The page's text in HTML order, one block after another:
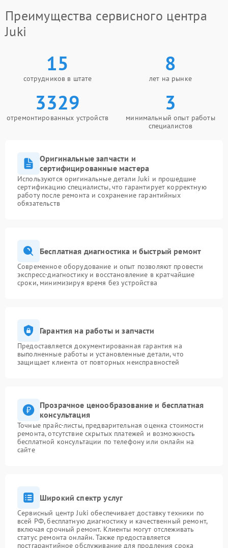
Преимущества сервисного центра
Juki
15
сотрудников в штате
8
лет на рынке
3329
отремонтированных устройств
3
минимальный опыт работы
специалистов
Оригинальные запчасти и
сертифицированные мастера
Используются оригинальные детали Juki и прошедшие
сертификацию специалисты, что гарантирует корректную
работу после ремонта и сохранение гарантийных
обязательств
Бесплатная диагностика и быстрый ремонт
Современное оборудование и опыт позволяют провести
экспресс-диагностику и восстановление в кратчайшие
сроки, минимизируя время без устройства
Гарантия на работы и запчасти
Предоставляется документированная гарантия на
выполненные работы и установленные детали, что
защищает клиента от повторных неисправностей
Прозрачное ценообразование и бесплатная
консультация
Точные прайс-листы, предварительная оценка стоимости
ремонта, отсутствие скрытых платежей и возможность
бесплатной консультации по телефону или онлайн на
сайте
Широкий спектр услуг
Сервисный центр Juki обеспечивает доставку техники по
всей РФ, бесплатную диагностику и качественный ремонт,
включая срочный ремонт. Клиенты могут отслеживать
статус ремонта онлайн. Также предоставляется
постгарантийное обслуживание для продления срока